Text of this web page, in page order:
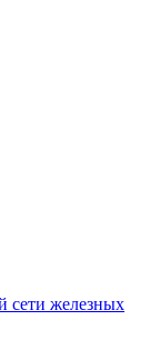
сети железных